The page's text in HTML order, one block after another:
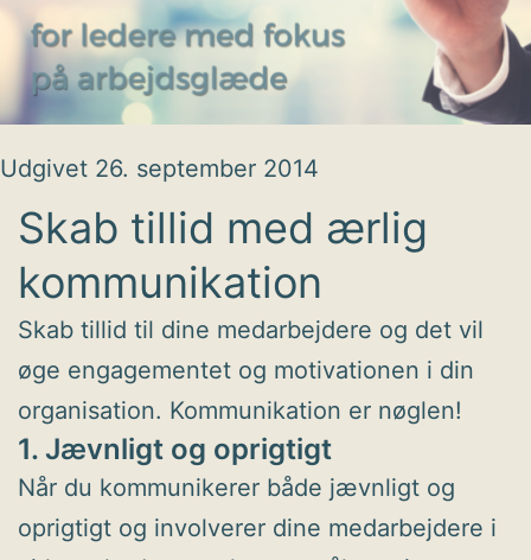
Udgivet 26. september 2014
Skab tillid med ærlig
kommunikation
Skab tillid til dine medarbejdere og det vil
øge engagementet og motivationen i din
organisation. Kommunikation er nøglen!
1. Jævnligt og oprigtigt
Når du kommunikerer både jævnligt og
oprigtigt og involverer dine medarbejdere i